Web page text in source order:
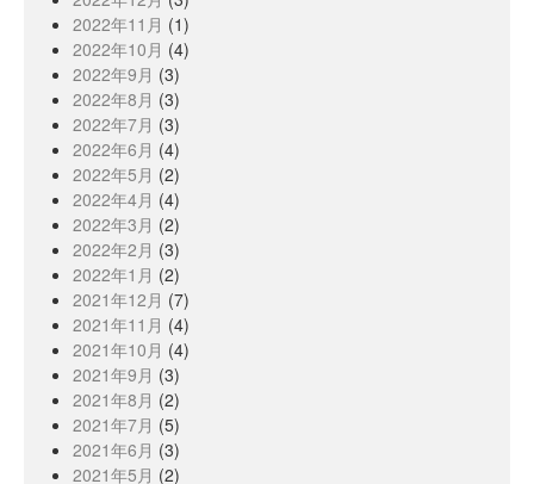
2022年11月 (1)
2022年10月 (4)
2022年9月 (3)
2022年8月 (3)
2022年7月 (3)
2022年6月 (4)
2022年5月 (2)
2022年4月 (4)
2022年3月 (2)
2022年2月 (3)
2022年1月 (2)
2021年12月 (7)
2021年11月 (4)
2021年10月 (4)
2021年9月 (3)
2021年8月 (2)
2021年7月 (5)
2021年6月 (3)
2021年5月 (2)